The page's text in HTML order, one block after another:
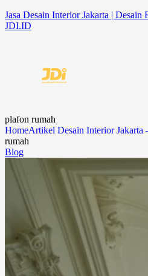
Jasa Desain Interior Jakarta | Desain
JDI.ID
plafon rumah
HomeArtikel Desain Interior
rumah
Blog